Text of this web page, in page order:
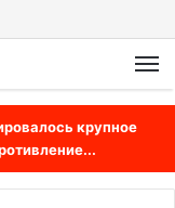
крупное